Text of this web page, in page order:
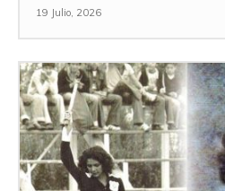
19 Julio, 2026